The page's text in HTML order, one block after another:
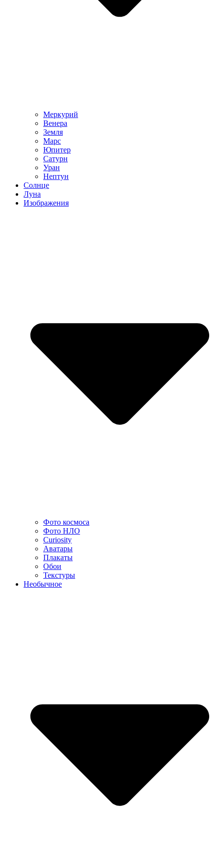
Меркурий
Венера
Земля
Марс
Юпитер
Сатурн
Уран
Нептун
Солнце
Луна
Изображения
Фото космоса
Фото НЛО
Curiosity
Аватары
Плакаты
Обои
Текстуры
Необычное